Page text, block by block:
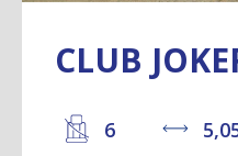
CLUB
6